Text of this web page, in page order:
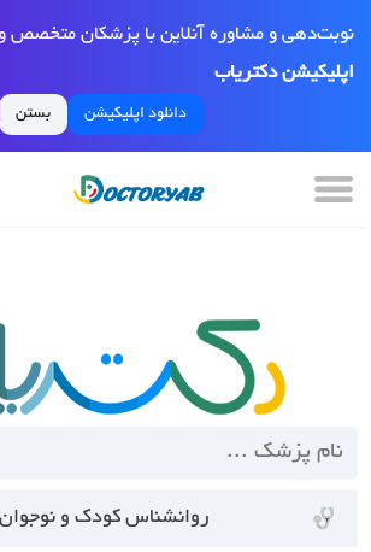
نوبت‌دهی و مشاوره آنلاین با پزشکان
اپلیکیشن دکتریاب
دانلود اپلیکیشن بستن
روانشناس کودک و نوجوان